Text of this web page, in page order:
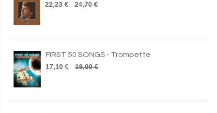
22,23 €
24,70 €
FIRST 50 SONGS - Trompette
17,10 €
19,00 €